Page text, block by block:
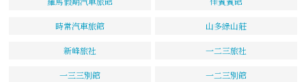
時常汽車旅館 山多綠山莊
新峰旅社 一二三旅社
一三三別館 一二三別館